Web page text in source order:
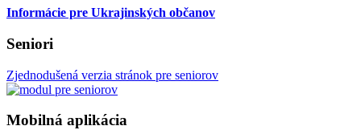
Informácie pre Ukrajinských občanov
Seniori
Zjednodušená verzia stránok pre seniorov
Mobilná aplikácia